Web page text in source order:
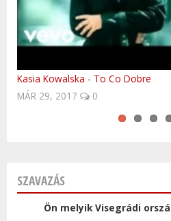
Kasia Kowalska - To Co Dobre
Polish Anthem by Hungarian
ÁPR 16, 2018
0
Oceana - Endless Summer
UNESCO világörökségi helyek
Szlovákia - télen is a meglepetések
SZAVAZÁS
Ön melyik Visegrádi